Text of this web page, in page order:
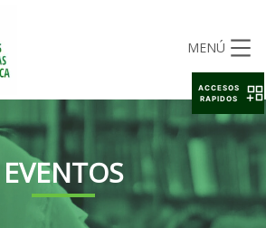
MENÚ
EVENTOS
ACCESOS
RAPIDOS